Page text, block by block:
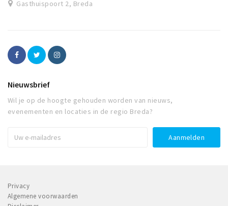
Gasthuispoort 2, Breda
Nieuwsbrief
Wil je op de hoogte gehouden worden van nieuws,
evenementen en locaties in de regio Breda?
Privacy
Algemene voorwaarden